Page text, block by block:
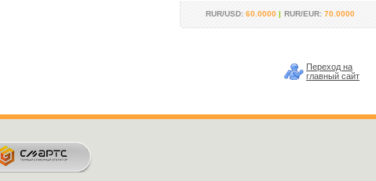
RUR/USD: 60.0000 | RUR/EUR: 70.0000
Переход на
главный сайт